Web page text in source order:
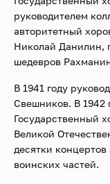
руководителем
авторитетный
Николай Данилин,
шедевров
В 1941 году
Свешников. В 1942
Государственный
Великой
десятки
воинских частей.